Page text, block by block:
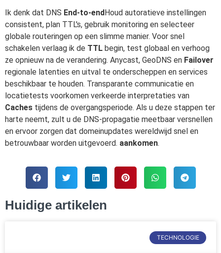
Ik denk dat DNS End-to-end Houd autoratieve instellingen
consistent, plan TTL's, gebruik monitoring en selecteer
globale routeringen op een slimme manier. Voor snel
schakelen verlaag ik de TTL begin, test globaal en verhoog
ze opnieuw na de verandering. Anycast, GeoDNS en Failover
regionale latenties en uitval te onderscheppen en services
beschikbaar te houden. Transparante communicatie en
locatietests voorkomen verkeerde interpretaties van
Caches tijdens de overgangsperiode. Als u deze stappen ter
harte neemt, zult u de DNS-propagatie meetbaar versnellen
en ervoor zorgen dat domeinupdates wereldwijd snel en
betrouwbaar worden uitgevoerd. aankomen.
Huidige artikelen
TECHNOLOGIE